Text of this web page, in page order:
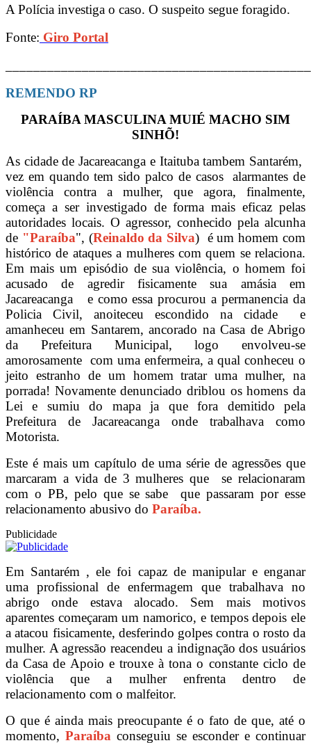
A Polícia investiga o caso. O suspeito segue foragido.
Fonte: Giro Portal
REMENDO RP
PARAÍBA MASCULINA MUIÉ MACHO SIM
SINHÕ!
As cidade de Jacareacanga e Itaituba tambem Santarém,
vez em quando tem sido palco de casos alarmantes de
violência contra a mulher, que agora, finalmente,
começa a ser investigado de forma mais eficaz pelas
autoridades locais. O agressor, conhecido pela alcunha
de "Paraíba", (Reinaldo da Silva) é um homem com
histórico de ataques a mulheres com quem se relaciona.
Em mais um episódio de sua violência, o homem foi
acusado de agredir fisicamente sua amásia em
Jacareacanga e como essa procurou a permanencia da
Policia Civil, anoiteceu escondido na cidade e
amanheceu em Santarem, ancorado na Casa de Abrigo
da Prefeitura Municipal, logo envolveu-se
amorosamente com uma enfermeira, a qual conheceu o
jeito estranho de um homem tratar uma mulher, na
porrada! Novamente denunciado driblou os homens da
Lei e sumiu do mapa ja que fora demitido pela
Prefeitura de Jacareacanga onde trabalhava como
Motorista.
Este é mais um capítulo de uma série de agressões que
marcaram a vida de 3 mulheres que se relacionaram
com o PB, pelo que se sabe que passaram por esse
relacionamento abusivo do Paraíba.
Publicidade
Em Santarém , ele foi capaz de manipular e enganar
uma profissional de enfermagem que trabalhava no
abrigo onde estava alocado. Sem mais motivos
aparentes começaram um namorico, e tempos depois ele
a atacou fisicamente, desferindo golpes contra o rosto da
mulher. A agressão reacendeu a indignação dos usuários
da Casa de Apoio e trouxe à tona o constante ciclo de
violência que a mulher enfrenta dentro de
relacionamento com o malfeitor.
O que é ainda mais preocupante é o fato de que, até o
momento, Paraíba conseguiu se esconder e continuar